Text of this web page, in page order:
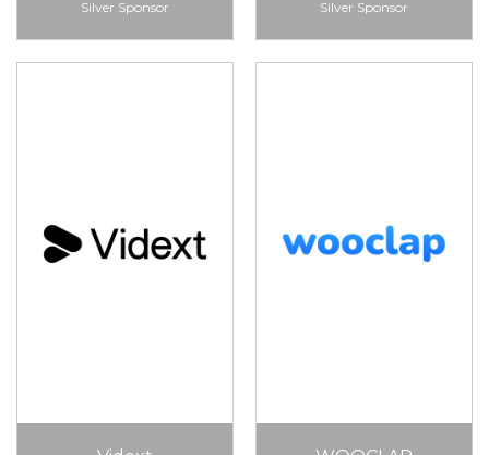
Silver Sponsor Silver Sponsor